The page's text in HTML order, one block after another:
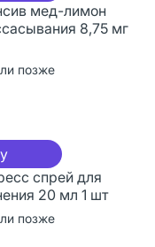
мед-лимон
8,75 мг
позже
спрей для
20 мл 1 шт
позже